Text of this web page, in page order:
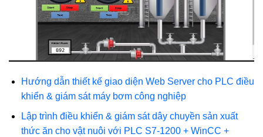
Hướng dẫn thiết kế giao diện Web Server cho PLC điều
khiển & giám sát máy bơm công nghiệp
Lập trình điều khiển & giám sát dây chuyền sản xuất
thức ăn cho vật nuôi với PLC S7-1200 + WinCC +